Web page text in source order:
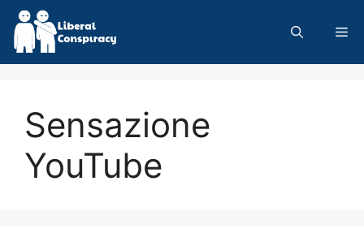
Skip
content
Sensazione
YouTube